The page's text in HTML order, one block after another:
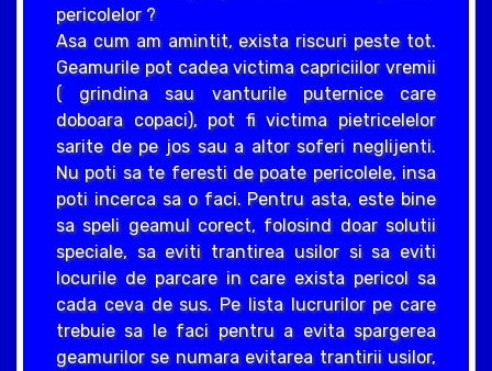
pericolelor ?
Asa cum am amintit, exista riscuri peste tot.
Geamurile pot cadea victima capriciilor vremii
( grindina sau vanturile puternice care
doboara copaci), pot fi victima pietricelelor
sarite de pe jos sau a altor soferi neglijenti.
Nu poti sa te feresti de poate pericolele, insa
poti incerca sa o faci. Pentru asta, este bine
sa speli geamul corect, folosind doar solutii
speciale, sa eviti trantirea usilor si sa eviti
locurile de parcare in care exista pericol sa
cada ceva de sus. Pe lista lucrurilor pe care
trebuie sa le faci pentru a evita spargerea
geamurilor se numara evitarea trantirii usilor,